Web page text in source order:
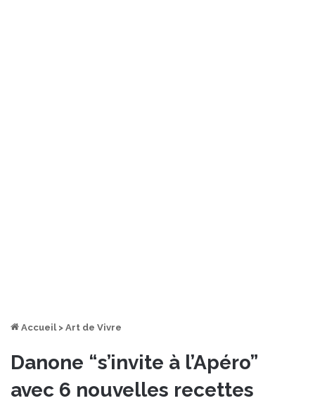
Accueil > Art de Vivre
Danone “s’invite à l’Apéro”
avec 6 nouvelles recettes